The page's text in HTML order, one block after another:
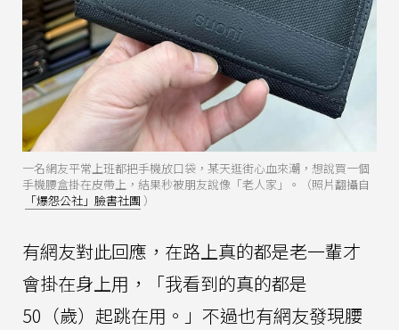
一名網友平常上班都把手機放口袋，某天逛街心血來潮，想說買一個
手機腰盒掛在皮帶上，結果秒被朋友說像「老人家」。（照片翻攝自
「爆怨公社」臉書社團 ）
有網友對此回應，在路上真的都是老一輩才
會掛在身上用，「我看到的真的都是
50（歲）起跳在用。」不過也有網友發現腰